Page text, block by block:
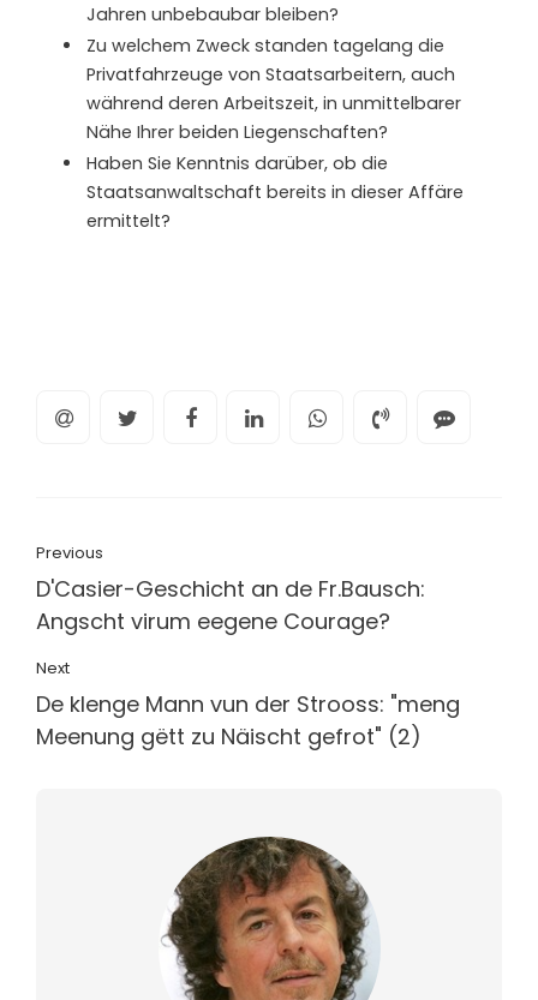
Jahren unbebaubar bleiben?
Zu welchem Zweck standen tagelang die
Privatfahrzeuge von Staatsarbeitern, auch
während deren Arbeitszeit, in unmittelbarer
Nähe Ihrer beiden Liegenschaften?
Haben Sie Kenntnis darüber, ob die
Staatsanwaltschaft bereits in dieser Affäre
ermittelt?
Previous
D'Casier-Geschicht an de Fr.Bausch:
Angscht virum eegene Courage?
Next
De klenge Mann vun der Strooss: "meng
Meenung gëtt zu Näischt gefrot" (2)